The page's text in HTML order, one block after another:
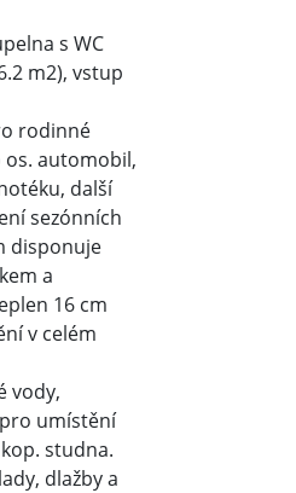
s WC
m2), vstup
rodinné
os. automobil,
další
sezónních
disponuje
a
16 cm
v celém
vody,
umístění
studna.
dlažby a